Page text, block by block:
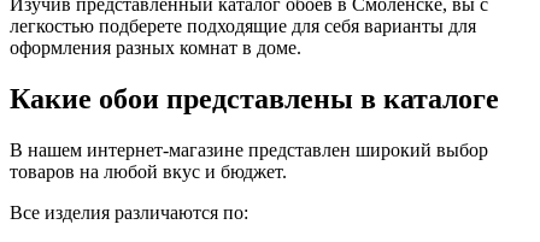
Изучив представленный каталог обоев в Смоленске, вы с
легкостью подберете подходящие для себя варианты для
оформления разных комнат в доме.
Какие обои представлены в каталоге
В нашем интернет-магазине представлен широкий выбор
товаров на любой вкус и бюджет.
Все изделия различаются по: